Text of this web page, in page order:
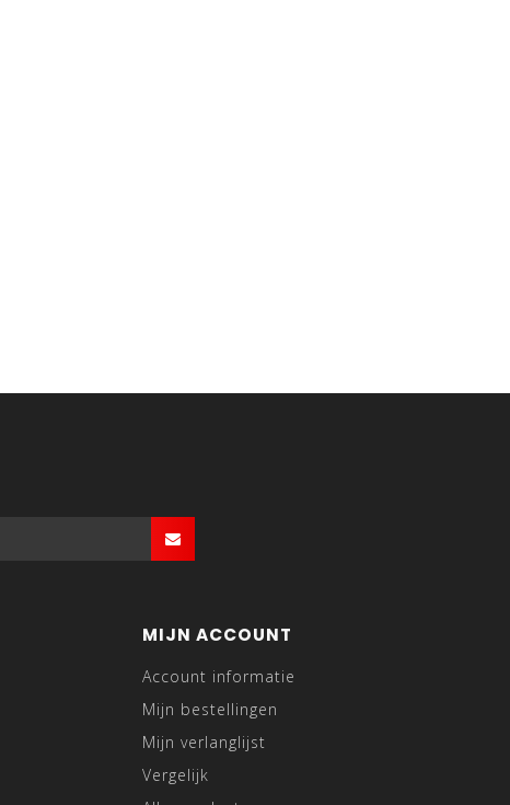
MIJN ACCOUNT
Account informatie
Mijn bestellingen
Mijn verlanglijst
Vergelijk